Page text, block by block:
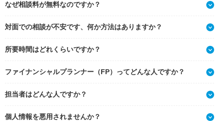
なぜ相談料が無料なのですか？
対面での相談が不安です、何か方法はありますか？
所要時間はどれくらいですか？
ファイナンシャルプランナー（FP）ってどんな人ですか？
担当者はどんな人ですか？
個人情報を悪用されませんか？